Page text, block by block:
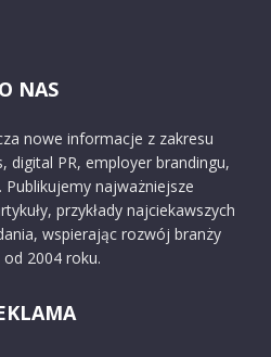
O NAS
nowe informacje z zakresu
digital PR, employer brandingu,
Publikujemy najważniejsze
przykłady najciekawszych
wspierając rozwój branży
2004 roku.